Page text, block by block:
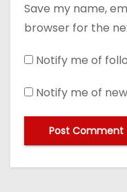
Save my name,
browser for the
Notify me of
Notify me of